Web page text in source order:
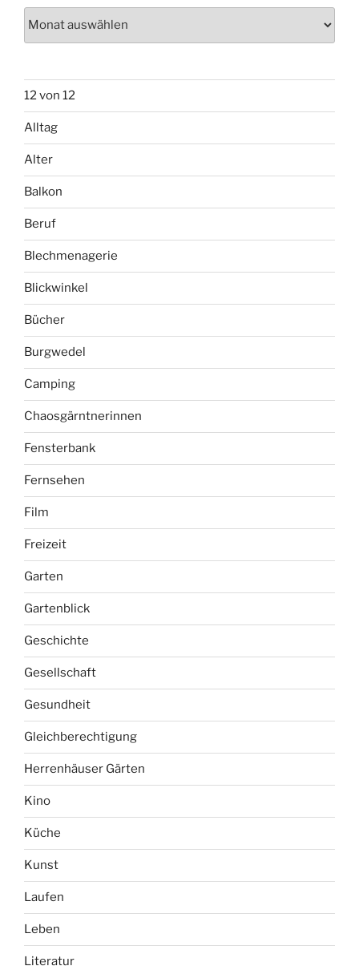
12 von 12
Alltag
Alter
Balkon
Beruf
Blechmenagerie
Blickwinkel
Bücher
Burgwedel
Camping
Chaosgärntnerinnen
Fensterbank
Fernsehen
Film
Freizeit
Garten
Gartenblick
Geschichte
Gesellschaft
Gesundheit
Gleichberechtigung
Herrenhäuser Gärten
Kino
Küche
Kunst
Laufen
Leben
Literatur